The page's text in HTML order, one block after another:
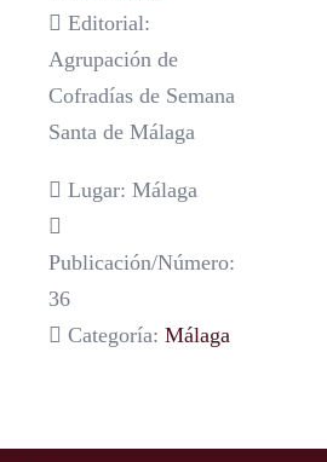
Editorial:
Agrupación de
Cofradías de Semana
Santa de Málaga
Lugar: Málaga
Publicación/Número:
36
Categoría: Málaga